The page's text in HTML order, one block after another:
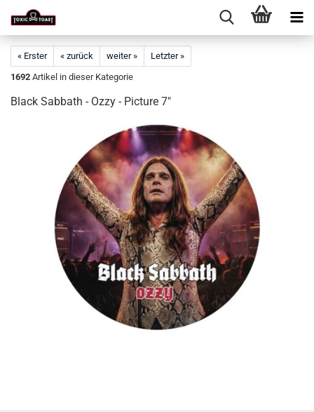
« Erster « zurück weiter »
Letzter »
1692 Artikel in dieser Kategorie
Black Sabbath - Ozzy - Picture 7"